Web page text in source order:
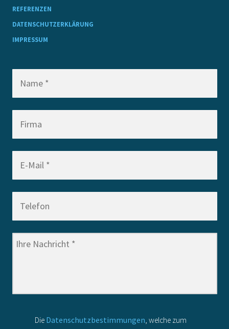
REFERENZEN
DATENSCHUTZERKLÄRUNG
IMPRESSUM
Die Datenschutzbestimmungen , welche zum